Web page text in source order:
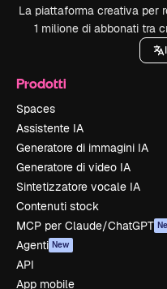
La piattaforma creativa per
1 milione di abbonati tra
Prodotti
Spaces
Assistente IA
Generatore di immagini IA
Generatore di video IA
Sintetizzatore vocale IA
Contenuti stock
MCP per Claude/ChatGPT
Agenti New
API
App mobile